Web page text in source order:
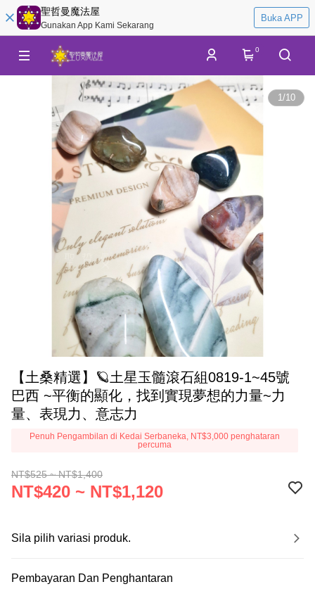
聖哲曼魔法屋
Gunakan App Kami Sekarang
Buka APP
0
1/10
【土桑精選】🪐土星玉髓滾石組0819-1~45號
巴西 ~平衡的顯化，找到實現夢想的力量~力
量、表現力、意志力
Penuh Pengambilan di Kedai Serbaneka, NT$3,000 penghataran
percuma
NT$525 ~ NT$1,400
NT$420 ~ NT$1,120
Sila pilih variasi produk.
Pembayaran Dan Penghantaran